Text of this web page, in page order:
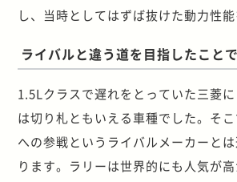
し、当時としてはずば抜けた動力性能
ライバルと違う道を目指したこと
1.5Lクラスで遅れをとっていた三菱
は切り札ともいえる車種でした。そ
への参戦というライバルメーカーと
ります。ラリーは世界的にも人気が